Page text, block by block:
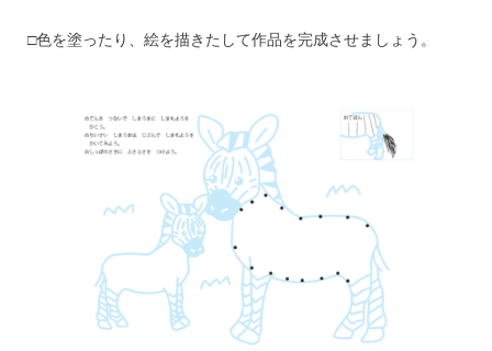
□色を塗ったり、絵を描きたして作品を完成させましょう。